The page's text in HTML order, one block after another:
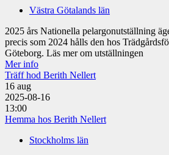
Västra Götalands län
2025 års Nationella pelargonutställning
precis som 2024 hålls den hos
Göteborg. Läs mer om utställningen
Mer info
Träff hod Berith Nellert
16 aug
2025-08-16
13:00
Hemma hos Berith Nellert
Stockholms län